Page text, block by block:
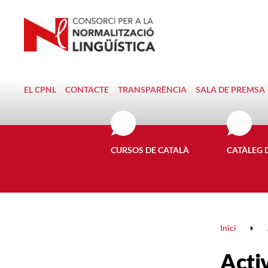
EL CPNL CONTACTE TRANSPARÈNCIA SALA DE PREMSA
CURSOS DE CATALÀ CATÀLEG
Inici